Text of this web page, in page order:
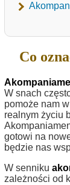
Co
W snach
pomoże nam
realnym życiu
gotowi na
będzie nas
W senniku
zależności od